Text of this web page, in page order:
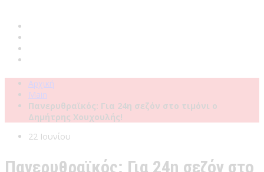
Αρχική
Main
Πανερυθραϊκός: Για 24η σεζόν στο τιμόνι ο
Δημήτρης Χουχουλής!
22 Ιουνίου
Πανερυθραϊκός: Για 24η σεζόν στο